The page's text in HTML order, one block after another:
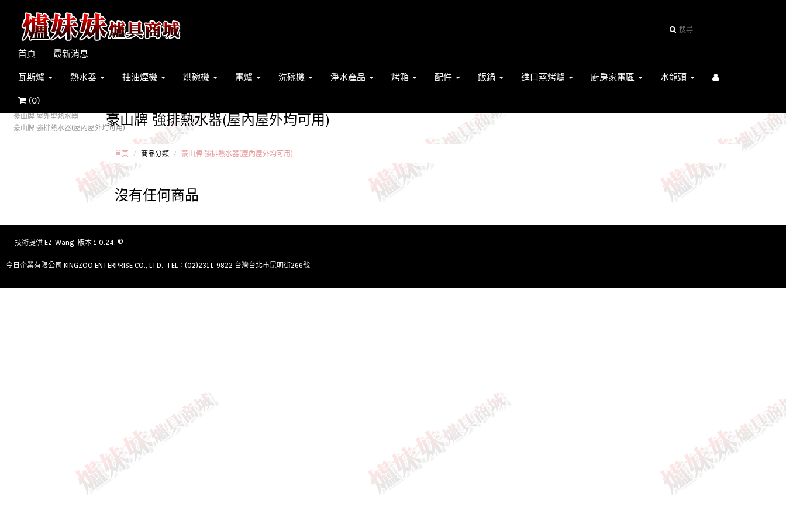
首頁 最新消息
瓦斯爐 熱水器 抽油煙機 烘碗機 電爐 洗碗機 淨水產品 烤箱 配件 飯鍋 進口蒸烤爐 廚房家電區 水龍頭
(0)
豪山牌 屋外型熱水器
豪山牌 強排熱水器(屋內屋外均可用)豪山牌 強排熱水器(屋內屋外均可用)
首頁 商品分類 豪山牌 強排熱水器(屋內屋外均可用)
沒有任何商品
技術提供 EZ-Wang. 版本 1.0.24. ©
今日企業有限公司 KINGZOO ENTERPRISE CO., LTD. TEL：(02)2311-9822 台灣台北市昆明街266號